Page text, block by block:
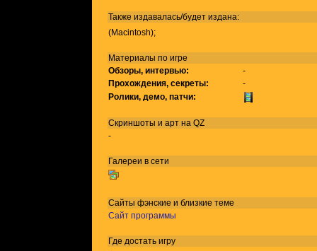
Также издавалась/будет издана:
(Macintosh);
Материалы по игре
Обзоры, интервью:
-
Прохождения, секреты:
-
Ролики, демо, патчи:
Скриншоты и арт на QZ
-
Галереи в сети
Сайты фэнские и близкие теме
Сайт программы
Где достать игру